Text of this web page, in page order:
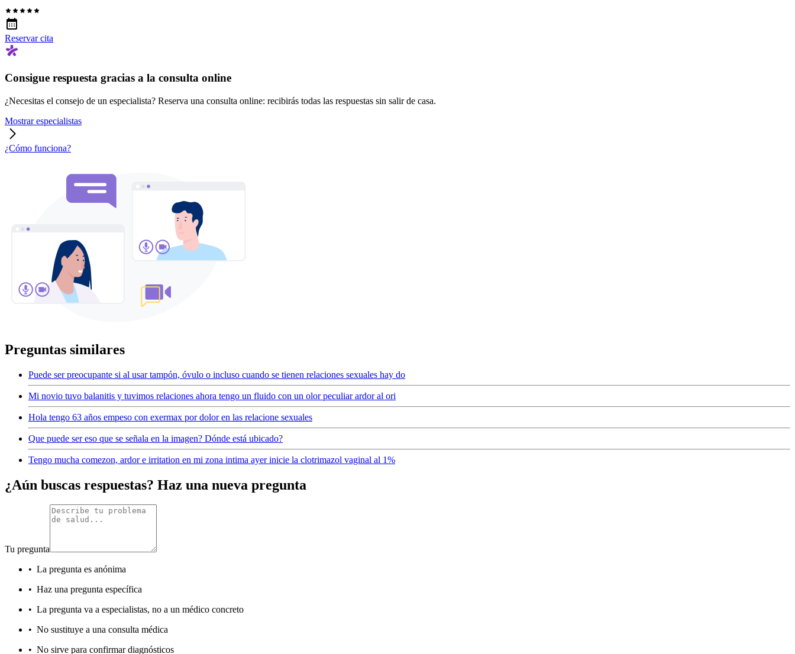
Reservar cita
Consigue respuesta gracias a la consulta online
¿Necesitas el consejo de un especialista? Reserva una consulta online: recibirás todas las respuestas sin salir de casa.
Mostrar especialistas
¿Cómo funciona?
Preguntas similares
Puede ser preocupante si al usar tampón, óvulo o incluso cuando se tienen relaciones sexuales hay do
Mi novio tuvo balanitis y tuvimos relaciones ahora tengo un fluido con un olor peculiar ardor al ori
Hola tengo 63 años empeso con exermax por dolor en las relacione sexuales
Que puede ser eso que se señala en la imagen? Dónde está ubicado?
Tengo mucha comezon, ardor e irritation en mi zona intima ayer inicie la clotrimazol vaginal al 1%
¿Aún buscas respuestas? Haz una nueva pregunta
Tu pregunta
• La pregunta es anónima
• Haz una pregunta específica
• La pregunta va a especialistas, no a un médico concreto
• No sustituye a una consulta médica
• No sirve para confirmar diagnósticos